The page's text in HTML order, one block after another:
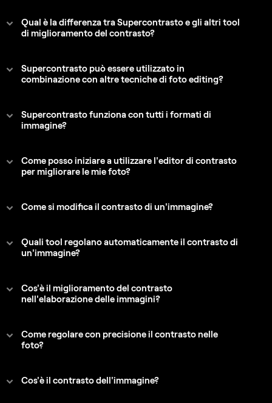
Qual è la differenza tra Supercontrasto e gli altri tool
di miglioramento del contrasto?
Supercontrasto può essere utilizzato in
combinazione con altre tecniche di foto editing?
Supercontrasto funziona con tutti i formati di
immagine?
Come posso iniziare a utilizzare l'editor di contrasto
per migliorare le mie foto?
Come si modifica il contrasto di un'immagine?
Quali tool regolano automaticamente il contrasto di
un'immagine?
Cos'è il miglioramento del contrasto
nell'elaborazione delle immagini?
Come regolare con precisione il contrasto nelle
foto?
Cos'è il contrasto dell'immagine?